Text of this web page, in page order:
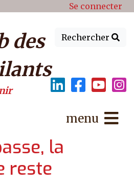
de Se connecter
Rechercher
des
menu
la
reste